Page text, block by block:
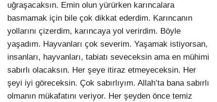
uğraşacaksın. Emin olun yürürken karıncalara
basmamak için bile çok dikkat ederdim. Karıncanın
yollarını çizerdim, karıncaya yol verirdim. Böyle
yaşadım. Hayvanları çok severim. Yaşamak istiyorsan,
insanları, hayvanları, tabiatı seveceksin ama en mühimi
sabırlı olacaksın. Her şeye itiraz etmeyeceksin. Her
şeyi iyi göreceksin. Çok sabırlıyım. Allah’ta bana sabırlı
olmanın mükafatını veriyor. Her şeyden önce temiz